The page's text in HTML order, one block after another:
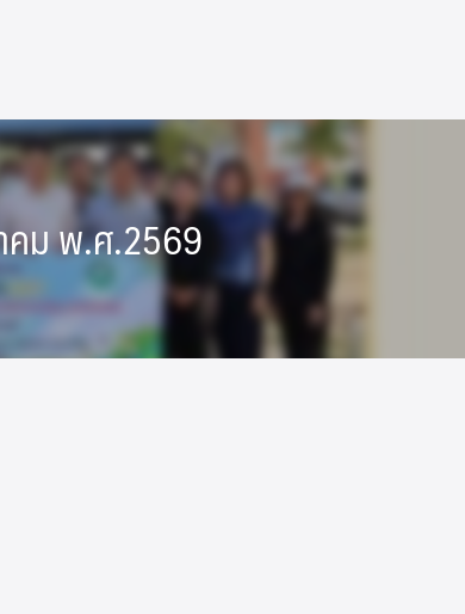
คม พ.ศ.2569